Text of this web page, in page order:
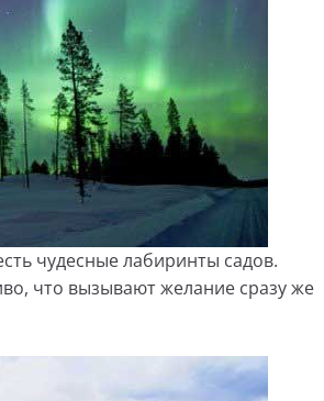
чудесные лабиринты садов.
что вызывают желание сразу же